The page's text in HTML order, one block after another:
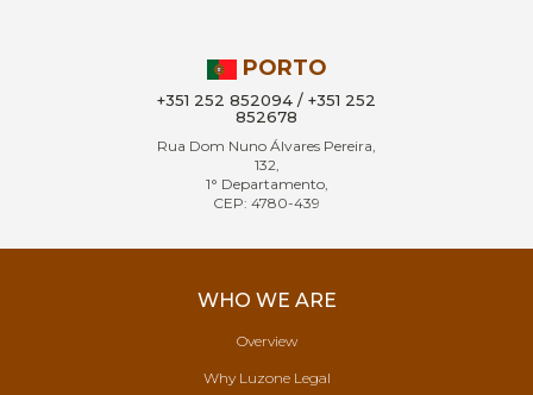
PORTO
+351 252 852094 / +351 252
852678
Rua Dom Nuno Álvares Pereira,
132,
1° Departamento,
CEP: 4780-439
WHO WE ARE
Overview
Why Luzone Legal